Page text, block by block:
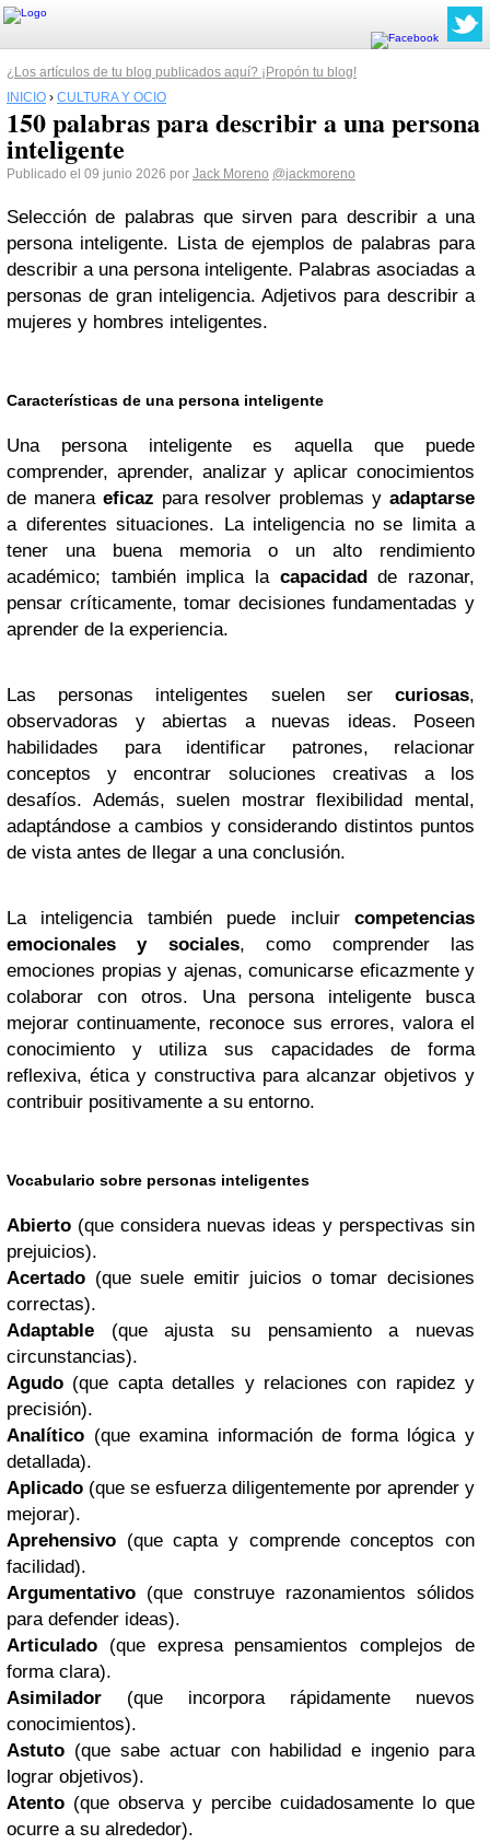
¿Los artículos de tu blog publicados aquí? ¡Propón tu blog!
INICIO › CULTURA Y OCIO
150 palabras para describir a una persona
inteligente
Publicado el 09 junio 2026 por Jack Moreno @jackmoreno
Selección de palabras que sirven para describir a una
persona inteligente. Lista de ejemplos de palabras para
describir a una persona inteligente. Palabras asociadas a
personas de gran inteligencia. Adjetivos para describir a
mujeres y hombres inteligentes.
Características de una persona inteligente
Una persona inteligente es aquella que puede
comprender, aprender, analizar y aplicar conocimientos
de manera eficaz para resolver problemas yadaptarse
a diferentes situaciones. La inteligencia no se limita a
tener una buena memoria o un alto rendimiento
académico; también implica la capacidadde razonar,
pensar críticamente, tomar decisiones fundamentadas y
aprender de la experiencia.
Las personas inteligentes suelen ser curiosas,
observadoras y abiertas a nuevas ideas. Poseen
habilidades para identificar patrones, relacionar
conceptos y encontrar soluciones creativas a los
desafíos. Además, suelen mostrar flexibilidad mental,
adaptándose a cambios y considerando distintos puntos
de vista antes de llegar a una conclusión.
La inteligencia también puede incluir competencias
emocionales y sociales, como comprender las
emociones propias y ajenas, comunicarse eficazmente y
colaborar con otros. Una persona inteligente busca
mejorar continuamente, reconoce sus errores, valora el
conocimiento y utiliza sus capacidades de forma
reflexiva, ética y constructiva para alcanzar objetivos y
contribuir positivamente a su entorno.
Vocabulario sobre personas inteligentes
Abierto (que considera nuevas ideas y perspectivas sin
prejuicios).
Acertado (que suele emitir juicios o tomar decisiones
correctas).
Adaptable (que ajusta su pensamiento a nuevas
circunstancias).
Agudo (que capta detalles y relaciones con rapidez y
precisión).
Analítico (que examina información de forma lógica y
detallada).
Aplicado (que se esfuerza diligentemente por aprender y
mejorar).
Aprehensivo (que capta y comprende conceptos con
facilidad).
Argumentativo (que construye razonamientos sólidos
para defender ideas).
Articulado (que expresa pensamientos complejos de
forma clara).
Asimilador (que incorpora rápidamente nuevos
conocimientos).
Astuto (que sabe actuar con habilidad e ingenio para
lograr objetivos).
Atento (que observa y percibe cuidadosamente lo que
ocurre a su alrededor).